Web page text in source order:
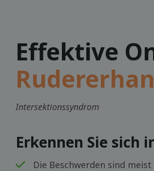
Effektive
Intersektionssyndrom
Erkennen Sie sich
Die Beschwerden sind